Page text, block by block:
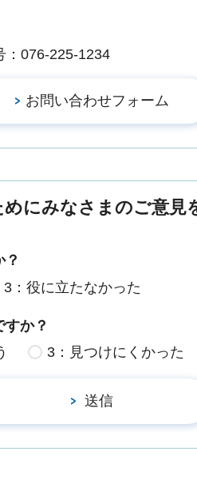
：076-225-1234
にみなさまのご意見
3：役に立たなかった
か？
3：見つけにくかった